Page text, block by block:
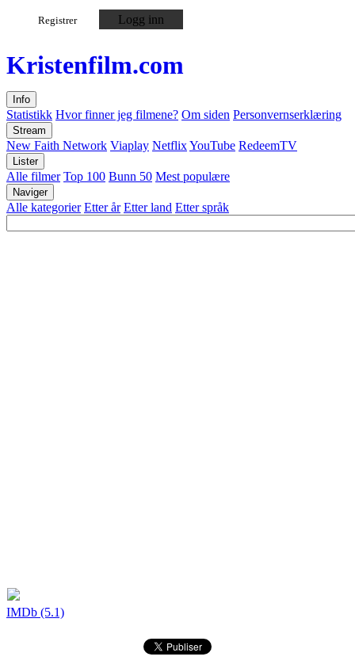
Registrer Logg inn
Kristenfilm.com
Info
Statistikk Hvor finner jeg filmene? Om siden Personvernserklæring
Stream
New Faith Network Viaplay NetflixYouTube RedeemTV
Lister
Alle filmer Top 100 Bunn 50 Mest populære
Naviger
Alle kategorier Etter år Etter land Etter språk
IMDb (5.1)